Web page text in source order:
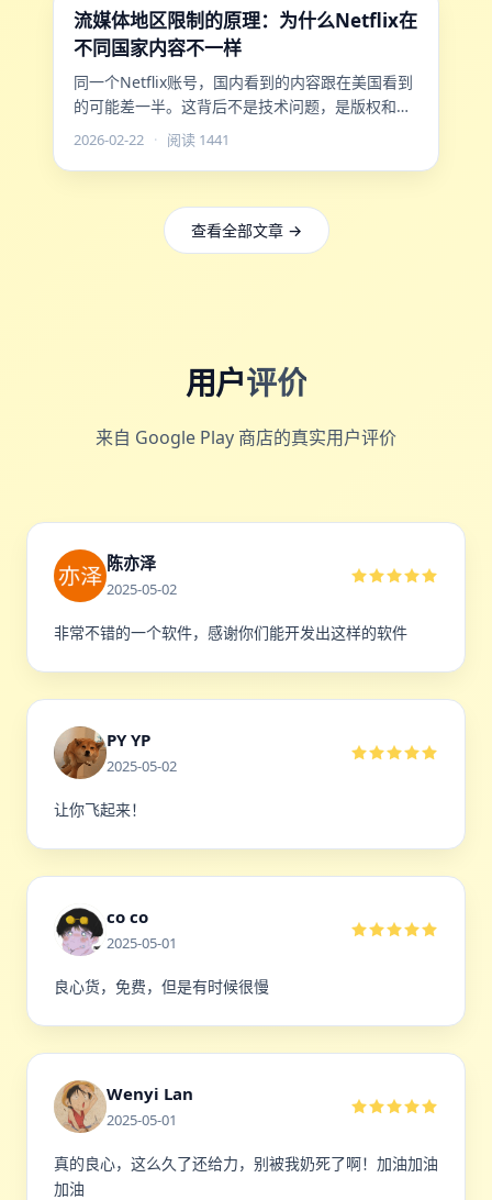
流媒体地区限制的原理：为什么Netflix在
不同国家内容不一样
同一个Netflix账号，国内看到的内容跟在美国看到
的可能差一半。这背后不是技术问题，是版权和商
业问题。说清楚原理之后你就明白VPN为什么能解
2026-02-22 · 阅读 1441
查看全部文章 →
用户评价
来自 Google Play 商店的真实用户评价
陈亦泽
2025-05-02
非常不错的一个软件，感谢你们能开发出这样的软件
PY YP
2025-05-02
让你飞起来！
co co
2025-05-01
良心货，免费，但是有时候很慢
Wenyi Lan
2025-05-01
真的良心，这么久了还给力，别被我奶死了啊！加油加油
加油